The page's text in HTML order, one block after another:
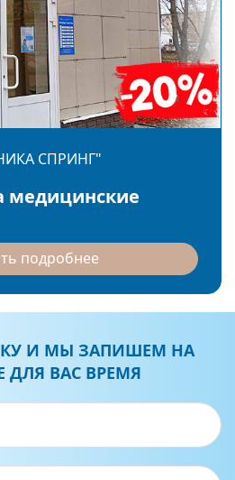
СПРИНГ"
медицинские
подробнее
И МЫ ЗАПИШЕМ НА
ДЛЯ ВАС ВРЕМЯ